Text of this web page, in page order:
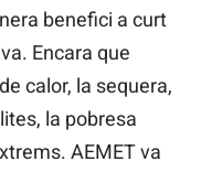
benefici a curt
Encara que
calor, la sequera,
la pobresa
AEMET va